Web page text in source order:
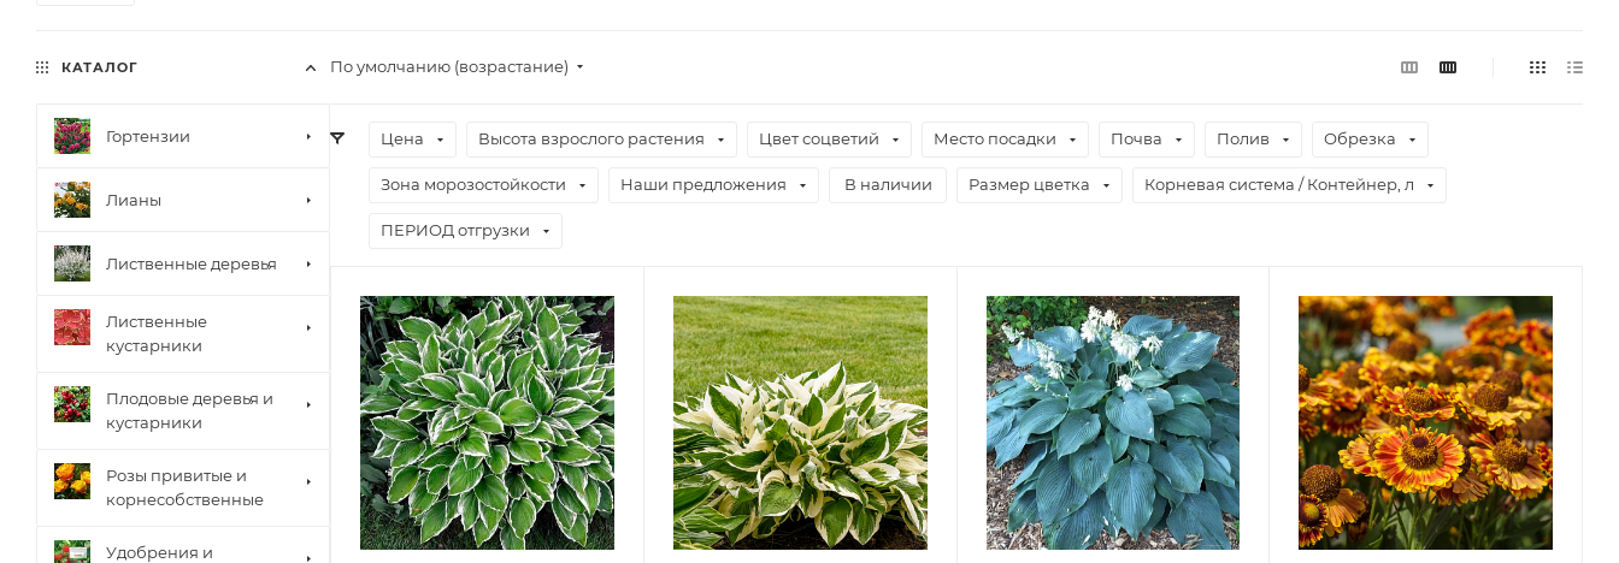
По умолчанию (возрастание)
Цена Высота взрослого растения Цвет соцветий Место посадки Почва Полив Обрезка
Зона морозостойкости Наши предложения В наличии Размер цветка Корневая система / Контейнер, л
ПЕРИОД отгрузки
КАТАЛОГ
Гортензии
Лианы
Лиственные деревья
Лиственные
кустарники
Плодовые деревья и
кустарники
Розы привитые и
корнесобственные
Удобрения и